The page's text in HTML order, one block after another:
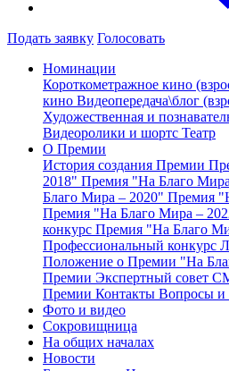
Подать заявку Голосовать
Номинации
Короткометражное кино
кино Видеопередача\блог
Художественная и
Видеоролики и шортс Театр
О Премии
История создания Премии
2018" Премия "На Благо
Благо Мира – 2020" Премия
Премия "На Благо Мира –
конкурс Премия "На Благо
Профессиональный конкурс
Положение о Премии "На
Премии Экспертный совет
Премии Контакты Вопросы и
Фото и видео
Сокровищница
На общих началах
Новости